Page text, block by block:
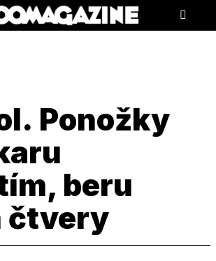
Ponožky
beru
čtvery